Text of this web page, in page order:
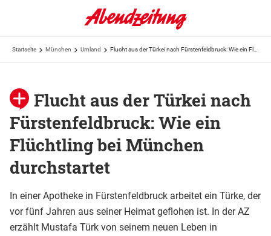
Startseite München Umland
Flucht aus der Türkei nach
Fürstenfeldbruck: Wie ein
Flüchtling bei München
durchstartet
In einer Apotheke in Fürstenfeldbruck arbeitet ein Türke, der
vor fünf Jahren aus seiner Heimat geflohen ist. In der AZ
erzählt Mustafa Türk von seinem neuen Leben in